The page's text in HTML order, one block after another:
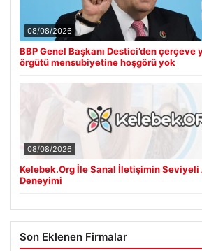
08/08/2026
BBP Genel Başkanı Destici’den
örgütü mensubiyetine hoşgörü yok
08/08/2026
Kelebek.Org İle Sanal İletişimin Seviyeli
Deneyimi
Son Eklenen Firmalar